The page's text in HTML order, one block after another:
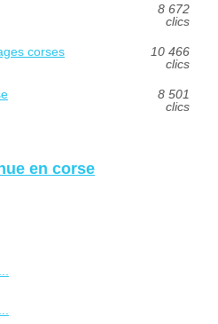
8 672
clics
corses
10 466
clics
8 501
clics
en corse